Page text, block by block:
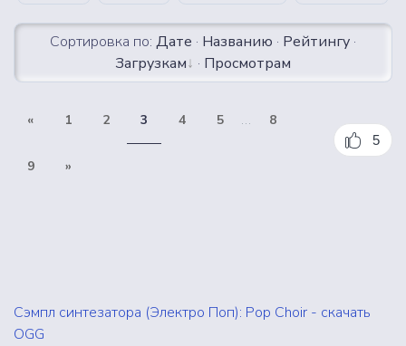
Сортировка по: Дате · Названию · Рейтингу ·
Загрузкам
· Просмотрам
« 1 2 3 4 5 ... 8
9 »
5
Сэмпл синтезатора (Электро Поп): Pop Choir - скачать
OGG